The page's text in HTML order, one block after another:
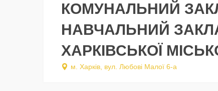
КОМУНАЛЬНИЙ
НАВЧАЛЬНИЙ
ХАРКІВСЬКОЇ
м. Харків, вул. Любові Малої 6-а